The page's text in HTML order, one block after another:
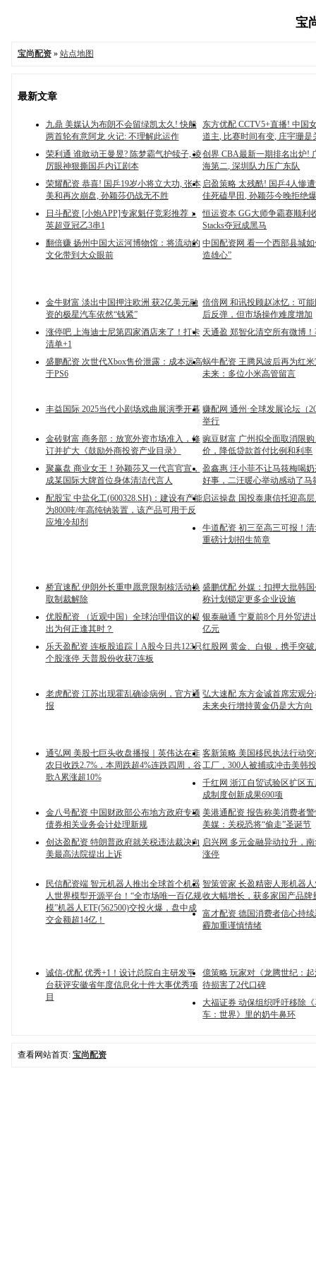
宝
宝尚配资» 站点地图
最新文章
九鼎 美媒认为布朗不会留绿凯太久! 快船
两首轮有意阿龙 火记: 不理解此运作
东方优配 CCTV5+直播! 中国
道主, 比赛时间有变, 庄宇珊是
荣利通 谁敢动王曼昱? 陈梦霸气护犊子, 凌
厉眼神狠撕国乒内讧剧本
创界 CBA最新一期排名出炉!
海第二, 深圳队力压广东队
荣耀配资 恭喜! 国乒19岁小将立大功, 张本
美和再次崩盘, 孙颖莎仍战无不胜
启盈策略 太残酷! 国乒4人惨
佳死磕早田, 孙颖莎今晚拒绝
日斗配资 [小炮APP]专家魁仔竞彩推荐：
英超亚冠乙3串1
恒运资本 GG大师争霸赛顺利
Stacks夺冠成黑马
翻倍赚 扬州中国大运河博物馆：将流动的
文化带到大众眼前
中国配资网 看一个西部县城
造雄心”
金牛财富 淡出中国押注欧洲 获2亿美元融
资的极星汽车依然“钱紧”
倍倍网 和讯投顾赵冰忆：可能
后反弹，但市场操作难度增加
涨停吧 上海迪士尼第四家酒店来了！打卡
清单+1
天通盈 郑智化清空所有微博
盛鹏配资 次世代Xbox售价泄露：成本远高
于PS6
蜗牛配资 王腾风波后再为红
未来：多位小米高管留言
丰益国际 2025当代小剧场戏曲展演季开幕 赚配网 通州·全球发展论坛（
举行
金砖财富 商务部：放宽外资市场准入，修
订并扩大《鼓励外商投资产业目录》
豌豆财富 广州拟全面取消限
价，降低贷款首付比例和利率
聚赢盘 商业女王！孙颖莎又一代言官宣，
成某国际大牌首位身体清洁代言人
盈鑫惠 汪小菲不让马筱梅喝
好事，二汪暖心举动感动了马
配股宝 中盐化工(600328.SH)：建设有产能
为800吨/年高纯钠装置，该产品可用于反
应堆冷却剂
启运操盘 国投泰康信托迎高
牛道配资 初三至高三可报！
重磅计划招生简章
桥宜速配 伊朗外长重申愿意限制核活动换
取制裁解除
盛鹏优配 外媒：扣押大批韩
称计划锁定更多企业设施
优股配资 （近观中国）全球治理倡议的提
出为何正逢其时？
银泰融通 宁夏前8个月外贸进
亿元
乐天盈配资 连板股追踪丨A股今日共123只
个股涨停 天普股份收获7连板
红股网 黄金、白银，携手突
老虎配资 江苏出现霍乱确诊病例，官方通
报
弘大速配 东方金诚首席宏观
未来央行增持黄金仍是大方向
通弘网 美股七巨头收盘播报｜英伟达在非
农日收跌2.7%，本周跌超4%连跌四周，谷
歌A累涨超10%
客新策略 美国移民执法行动
工厂，300人被捕或冲击美韩
千红网 浙江自贸试验区扩区
成制度创新成果690项
金八号配资 中国财政部公布地方政府专项
债券相关业务会计处理新规
美港通配资 报告称美消费者
美媒：关税恐将“偷走”圣诞节
创达盈配资 特朗普政府就关税违法裁决向
美最高法院提出上诉
启兴网 多元金融异动拉升，
涨停
民信配资端 智元机器人推出全球首个机器
人世界模型开源平台！“全市场唯一百亿规
模”机器人ETF(562500)交投火爆，盘中成
交金额超14亿！
智策管家 长盈精密人形机器
收大幅增长，获多家国产品牌
富才配资 德国消费者信心持
霾加重谨慎情绪
诚信-优配 优秀+1！设计总院自主研发平
台获评安徽省年度信息化十件大事优秀项
目
億策略 玩家对《龙腾世纪：
待损害了2代口碑
大福证券 动保组织呼吁移除
车：世界》里的奶牛鼻环
查看网站首页: 宝尚配资